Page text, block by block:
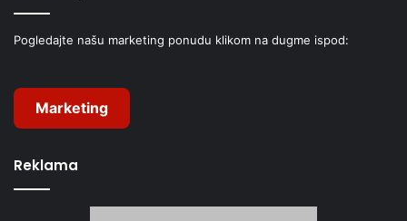
Pogledajte našu marketing ponudu klikom na dugme ispod:
Marketing
Reklama